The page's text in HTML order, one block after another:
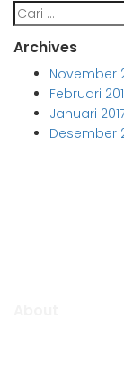
Cari
untuk:
Archives
November
Februari
Januari
Desember